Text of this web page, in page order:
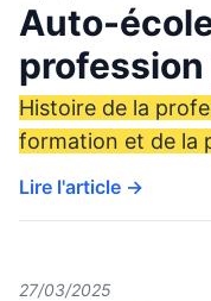
Auto-
Histoire de la
formation et de la
Lire l'article →
27/03/2025